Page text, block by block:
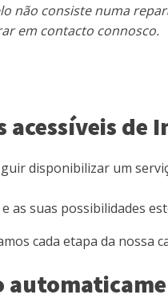
não consiste numa
em contacto connosco.
acessíveis de
disponibilizar um
as suas possibilidades
cada etapa da nossa